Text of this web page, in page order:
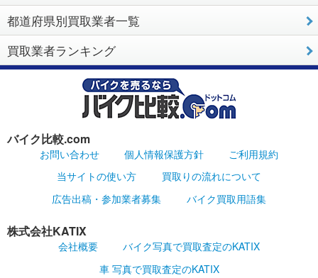
都道府県別買取業者一覧
買取業者ランキング
バイク比較.com
お問い合わせ 個人情報保護方針
ご利用規約
当サイトの使い方
買取りの流れについて
広告出稿・参加業者募集
バイク買取用語集
株式会社KATIX
会社概要
バイク写真で買取査定のKATIX
車 写真で買取査定のKATIX